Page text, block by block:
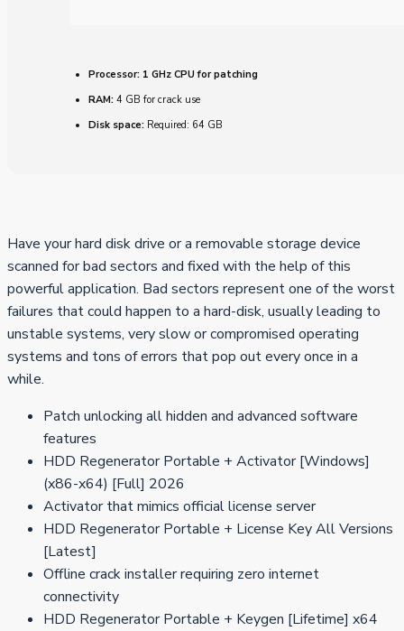
Processor: 1 GHz CPU for patching
RAM: 4 GB for crack use
Disk space: Required: 64 GB
Have your hard disk drive or a removable storage device
scanned for bad sectors and fixed with the help of this
powerful application. Bad sectors represent one of the worst
failures that could happen to a hard-disk, usually leading to
unstable systems, very slow or compromised operating
systems and tons of errors that pop out every once in a
while.
Patch unlocking all hidden and advanced software
features
HDD Regenerator Portable + Activator [Windows]
(x86-x64) [Full] 2026
Activator that mimics official license server
HDD Regenerator Portable + License Key All Versions
[Latest]
Offline crack installer requiring zero internet
connectivity
HDD Regenerator Portable + Keygen [Lifetime] x64